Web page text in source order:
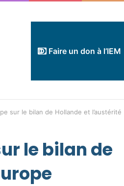
Faire un don à l’IEM
sur le bilan de Hollande et l’austérité
le bilan de